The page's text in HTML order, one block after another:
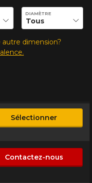
vérifier la disponibilité
DIAMÈTRE
dimension?
Sélectionner
Contactez-nous